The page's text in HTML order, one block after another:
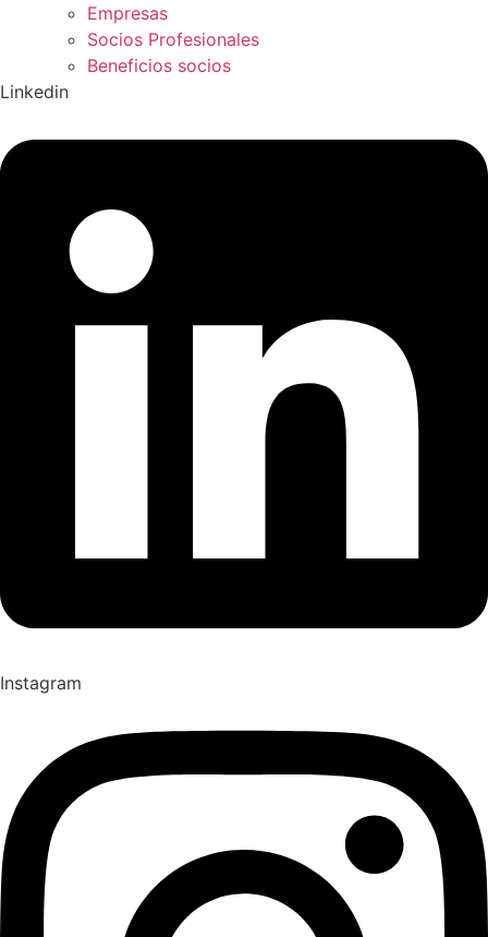
Empresas
Socios Profesionales
Beneficios socios
Linkedin
Instagram